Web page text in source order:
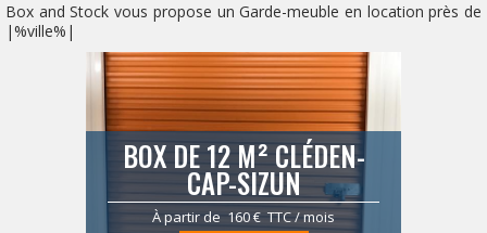
Box and Stock vous propose un Garde-meuble en location près de
|%ville%|
BOX DE 12 M² CLÉDEN-
CAP-SIZUN
À partir de 160 € TTC / mois